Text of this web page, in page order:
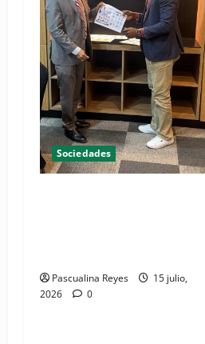
Sociedades
Pascualina Reyes
15 julio,
2026
0